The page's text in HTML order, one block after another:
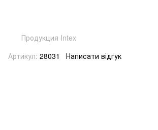
Продукция Intex
Артикул: 28031 Написати відгук